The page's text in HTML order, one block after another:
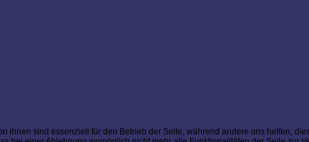
ihnen sind essenziell für den Betrieb der Seite, während andere uns helfen,